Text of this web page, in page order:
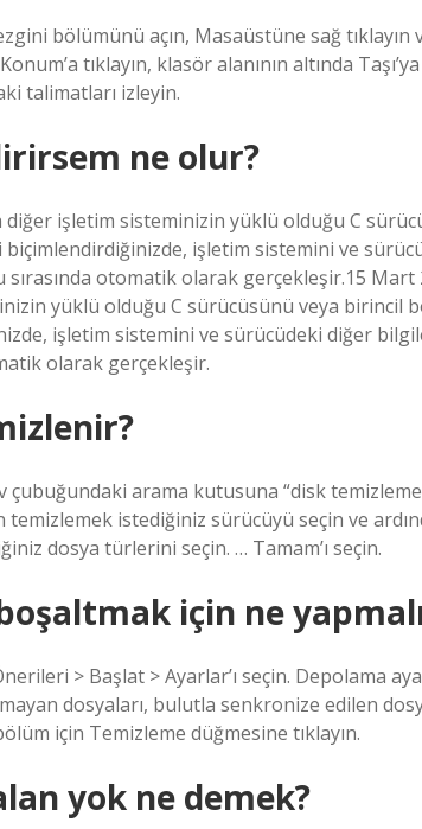
bölümünü açın, Masaüstüne sağ
tıklayın, klasör alanının altında
talimatları izleyin.
ne olur?
diğer işletim sisteminizin yüklü olduğu C
biçimlendirdiğinizde, işletim sistemini ve
otomatik olarak gerçekleşir.15 Mart
yüklü olduğu C sürücüsünü veya birincil
işletim sistemini ve sürücüdeki diğer
olarak gerçekleşir.
çubuğundaki arama kutusuna “disk
temizlemek istediğiniz sürücüyü seçin ve
dosya türlerini seçin. … Tamam’ı seçin.
için ne
> Başlat > Ayarlar’ı seçin. Depolama
dosyaları, bulutla senkronize edilen
için Temizleme düğmesine tıklayın.
yok ne demek?